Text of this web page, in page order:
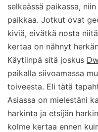
selkeässä paikassa,
paikkaa. Jotkut ovat
kiviä, eivätkä nosta
kertaa on nähnyt
Käytiinpä sitä joskus
paikalla siivoamassa
toiveesta. Eli tätä
Asiassa on mielestäni
harkinta ja etsijän
kolme kertaa ennen